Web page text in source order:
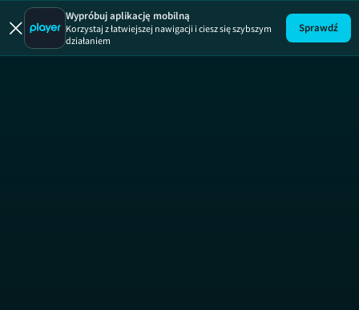
Szczęki:
Wypróbuj aplikację mobilną
Korzystaj z łatwiejszej nawigacji i ciesz się szybszym
działaniem
Sprawdź